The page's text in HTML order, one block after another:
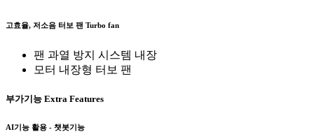
고효율, 저소음 터보 팬 Turbo fan
팬 과열 방지 시스템 내장
모터 내장형 터보 팬
부가기능 Extra Features
AI기능 활용 - 챗봇기능